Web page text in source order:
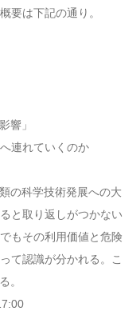
要は下記の通り。
響」
連れていくのか
の科学技術発展への大
と取り返しがつかない
もその利用価値と危険
て認識が分かれる。こ
。